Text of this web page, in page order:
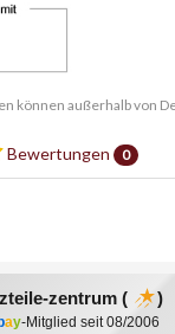
können außerhalb von
Bewertungen 0
zentrum ( )
ay-Mitglied seit 08/2006